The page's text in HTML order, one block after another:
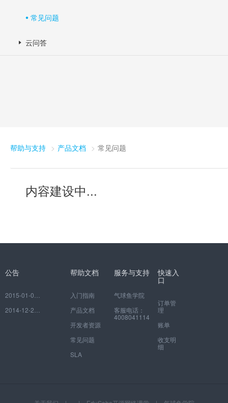
常见问题
云问答
帮助与支持 产品文档 常见问题
内容建设中...
公告
如何注册并绑定自己的网校
EduSoho开放云平台常见问题
帮助文档
入门指南
产品文档
开发者资源
常见问题
SLA
服务与支持
气球鱼学院
客服电话：
4008041114
快速入
口
订单管
理
账单
收支明
细